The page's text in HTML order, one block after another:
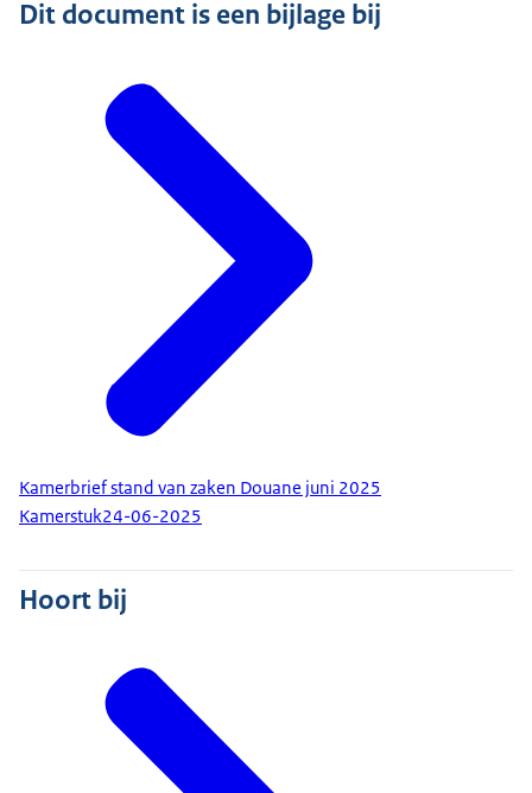
Dit document is een bijlage bij
Kamerbrief stand van zaken Douane juni 2025
Kamerstuk24-06-2025
Hoort bij